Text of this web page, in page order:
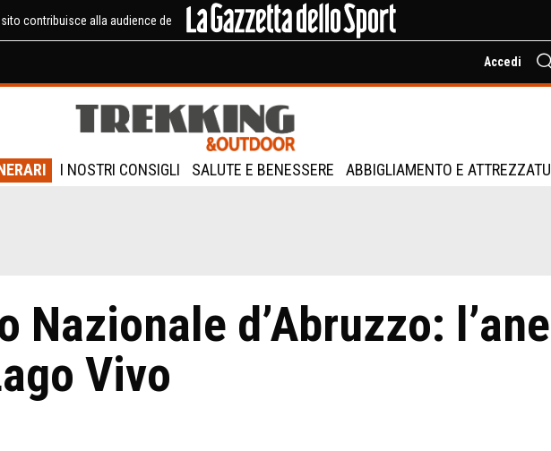
contribuisce alla audience de
Accedi
I NOSTRI CONSIGLI SALUTE E BENESSERE ABBIGLIAMENTO E
Nazionale d’Abruzzo:
Vivo